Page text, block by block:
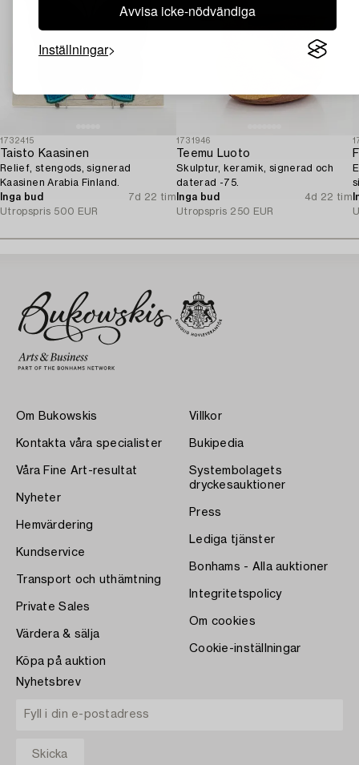
Avvisa icke-nödvändiga
Inställningar
1732415
Taisto Kaasinen
Relief, stengods, signerad
Kaasinen Arabia Finland.
Inga bud
7d 22 tim
Utropspris 500 EUR
1731946
Teemu Luoto
Skulptur, keramik, signerad och
daterad -75.
Inga bud
4d 22 tim
Utropspris 250 EUR
Om Bukowskis
Kontakta våra specialister
Våra Fine Art-resultat
Nyheter
Hemvärdering
Kundservice
Transport och uthämtning
Private Sales
Värdera & sälja
Köpa på auktion
Villkor
Bukipedia
Systembolagets
dryckesauktioner
Press
Lediga tjänster
Bonhams - Alla auktioner
Integritetspolicy
Om cookies
Cookie-inställningar
Nyhetsbrev